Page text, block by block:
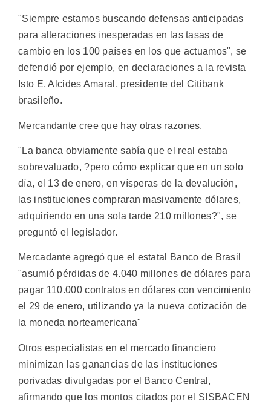
"Siempre estamos buscando defensas anticipadas
para alteraciones inesperadas en las tasas de
cambio en los 100 países en los que actuamos", se
defendió por ejemplo, en declaraciones a la revista
Isto E, Alcides Amaral, presidente del Citibank
brasileño.
Mercandante cree que hay otras razones.
"La banca obviamente sabía que el real estaba
sobrevaluado, ?pero cómo explicar que en un solo
día, el 13 de enero, en vísperas de la devalución,
las instituciones compraran masivamente dólares,
adquiriendo en una sola tarde 210 millones?", se
preguntó el legislador.
Mercadante agregó que el estatal Banco de Brasil
"asumió pérdidas de 4.040 millones de dólares para
pagar 110.000 contratos en dólares con vencimiento
el 29 de enero, utilizando ya la nueva cotización de
la moneda norteamericana"
Otros especialistas en el mercado financiero
minimizan las ganancias de las instituciones
porivadas divulgadas por el Banco Central,
afirmando que los montos citados por el SISBACEN